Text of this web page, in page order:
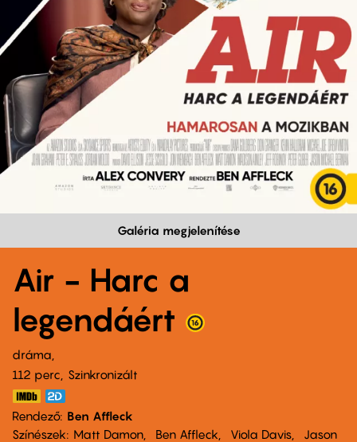
Galéria megjelenítése
Air - Harc a
legendáért
dráma
112 perc,
Szinkronizált
Rendező Ben Affleck
Színészek
Matt Damon Ben Affleck Viola Davis
Jason